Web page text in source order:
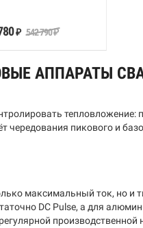
₽ 542 790₽
АППАРАТЫ
чередования пикового и
максимальный ток, но и
DC Pulse, а для